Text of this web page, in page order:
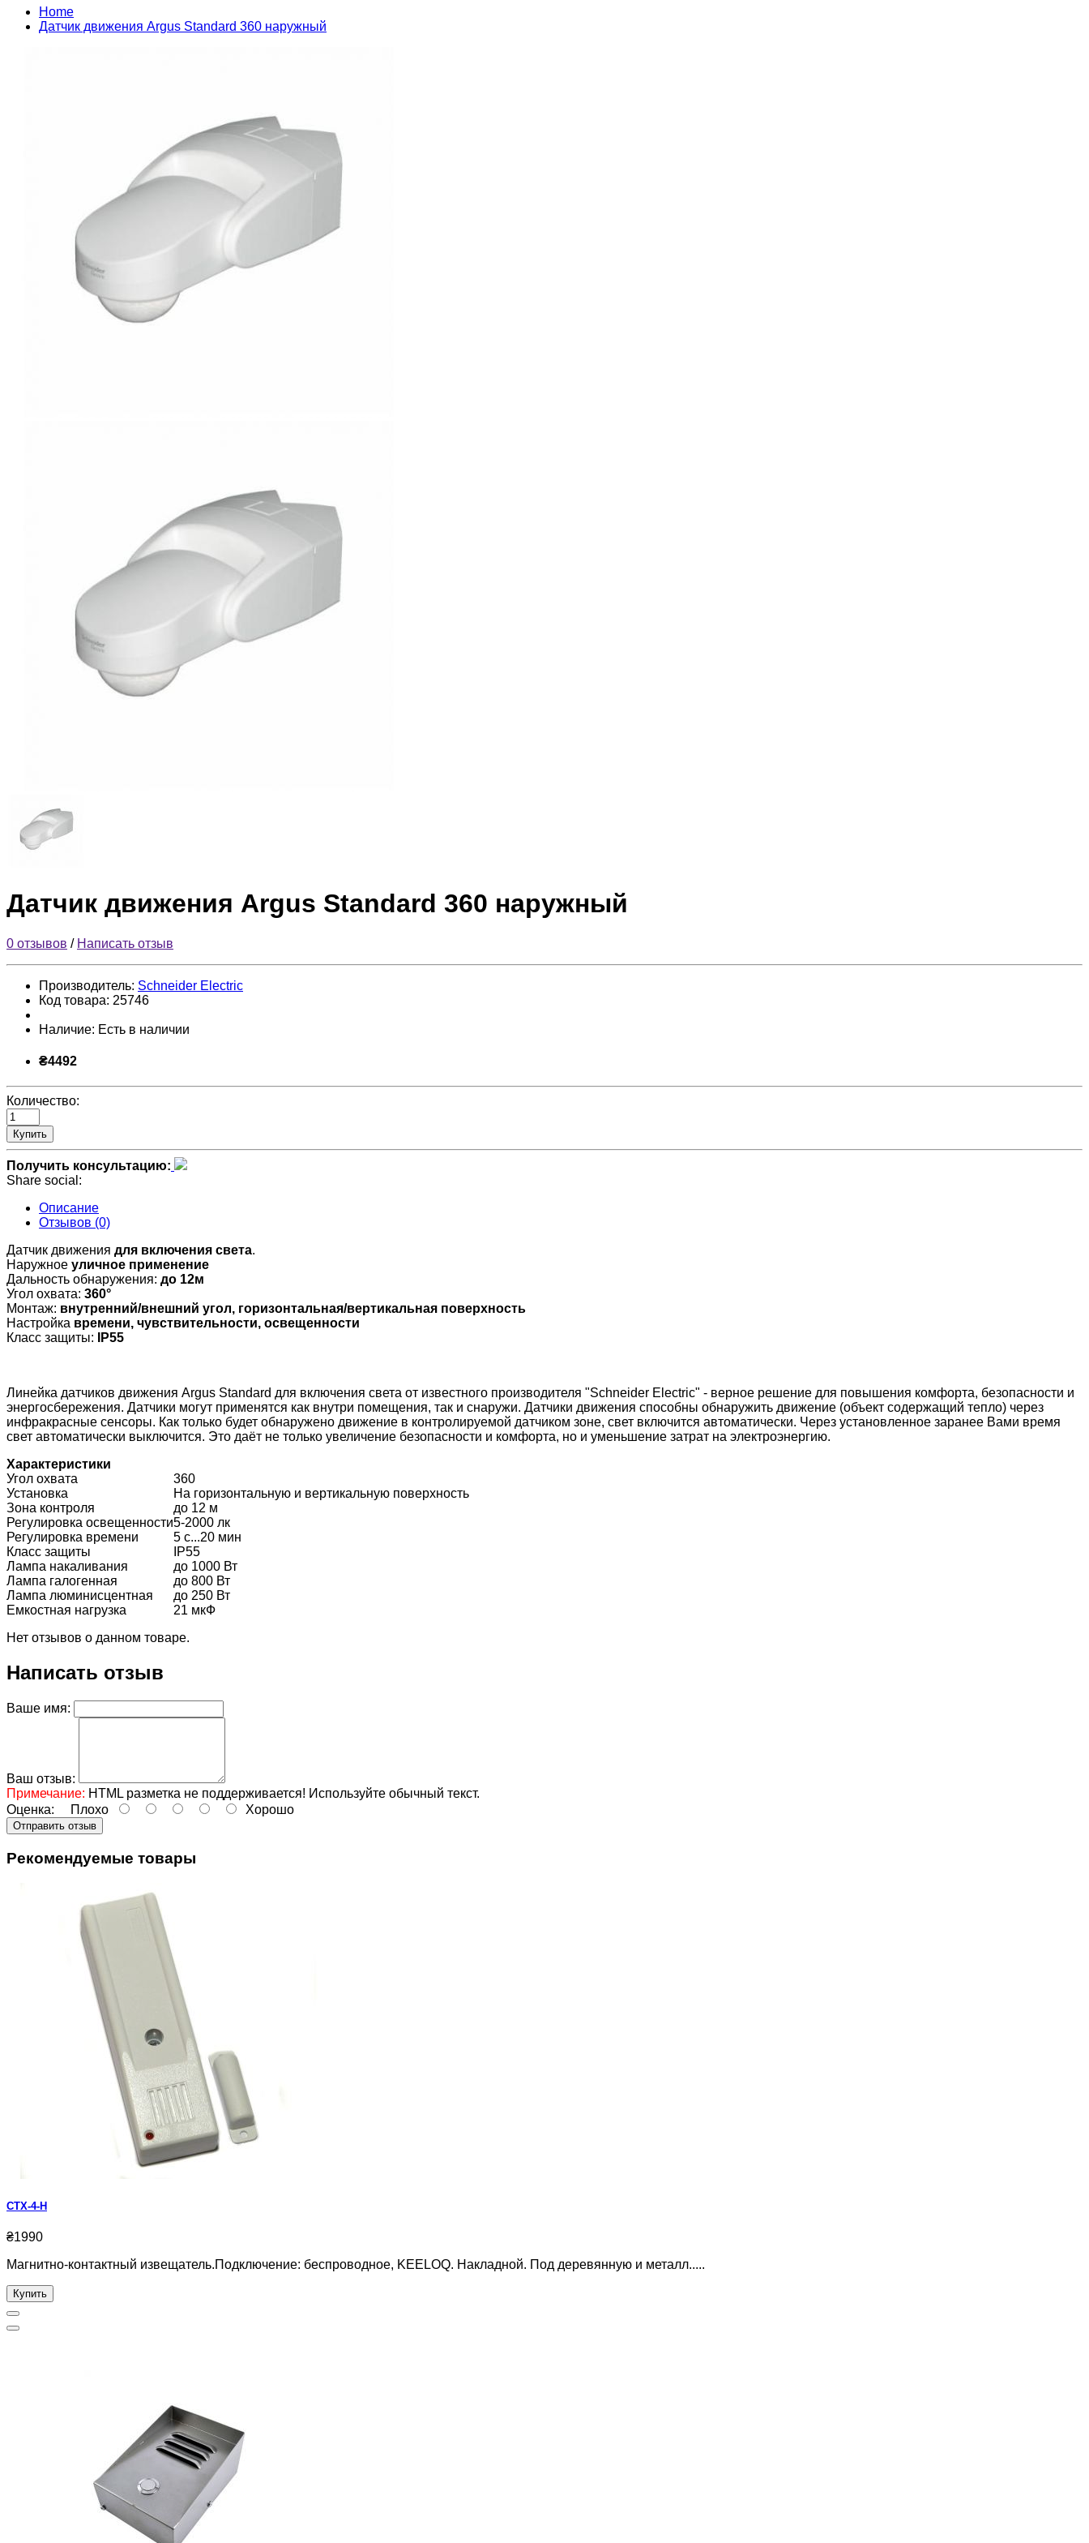
Home
Датчик движения Argus Standard 360 наружный
Датчик движения Argus Standard 360 наружный
0 отзывов / Написать отзыв
Производитель: Schneider Electric
Код товара: 25746
Наличие: Есть в наличии
₴4492
Количество:
Купить
Получить консультацию:
Share social:
Описание
Отзывов (0)
Датчик движения для включения света.
Наружное уличное применение
Дальность обнаружения: до 12м
Угол охвата: 360°
Монтаж: внутренний/внешний угол, горизонтальная/вертикальная поверхность
Настройка времени, чувствительности, освещенности
Класс защиты:
IP55
Линейка датчиков движения Argus Standard для включения света от известного производителя "Schneider Electric" - верное решение для повышения комфорта, безопасности и
энергосбережения. Датчики могут применятся как внутри помещения, так и снаружи. Датчики движения способны обнаружить движение (объект содержащий тепло) через
инфракрасные сенсоры. Как только будет обнаружено движение в контролируемой датчиком зоне, свет включится автоматически. Через установленное заранее Вами время
свет автоматически выключится. Это даёт не только увеличение безопасности и комфорта, но и уменьшение затрат на электроэнергию.
Характеристики
Угол охвата
360
Установка
На горизонтальную и вертикальную поверхность
Зона контроля
до 12 м
Регулировка освещенности5-2000 лк
Регулировка времени
5 с...20 мин
Класс защиты
IP55
Лампа накаливания
до 1000 Вт
Лампа галогенная
до 800 Вт
Лампа люминисцентная
до 250 Вт
Емкостная нагрузка
21 мкФ
Нет отзывов о данном товаре.
Написать отзыв
Ваше имя:
Ваш отзыв:
Примечание: HTML разметка не поддерживается! Используйте обычный текст.
Оценка: Плохо Хорошо
Отправить отзыв
Рекомендуемые товары
CTX-4-H
₴1990
Магнитно-контактный извещатель.Подключение: беспроводное, KEELOQ. Накладной. Под деревянную и металл.....
Купить